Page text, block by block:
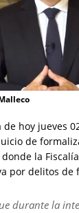
hoy jueves
de
la
por delitos de
durante la